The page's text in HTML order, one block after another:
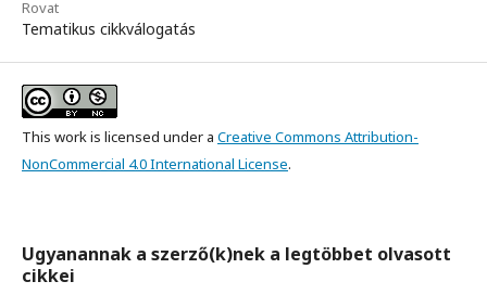
Rovat
Tematikus cikkválogatás
This work is licensed under a Creative Commons Attribution-
NonCommercial 4.0 International License.
Ugyanannak a szerző(k)nek a legtöbbet olvasott
cikkei